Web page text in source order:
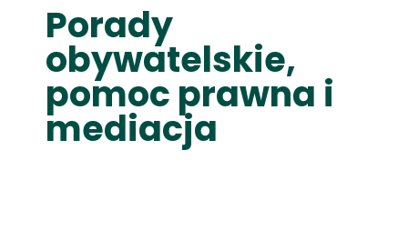
Porady
obywatelskie,
pomoc prawna i
mediacja